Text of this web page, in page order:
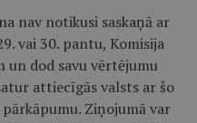
nav notikusi saskaņā ar
vai 30. pantu, Komisija
un dod savu vērtējumu
attiecīgās valsts ar šo
Ziņojumā var